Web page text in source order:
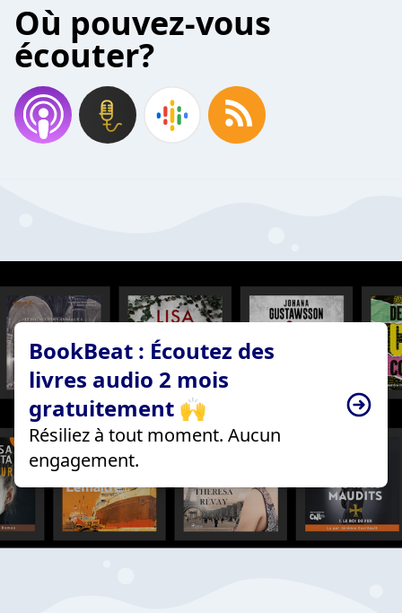
Où pouvez-vous
écouter?
BookBeat : Écoutez des
livres audio 2 mois
gratuitement 🙌
Résiliez à tout moment. Aucun
engagement.